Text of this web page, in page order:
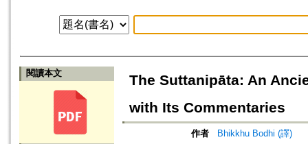
閱讀本文
The Suttanipāta: An
with Its Commentaries
作者
Bhikkhu Bodhi (譯)